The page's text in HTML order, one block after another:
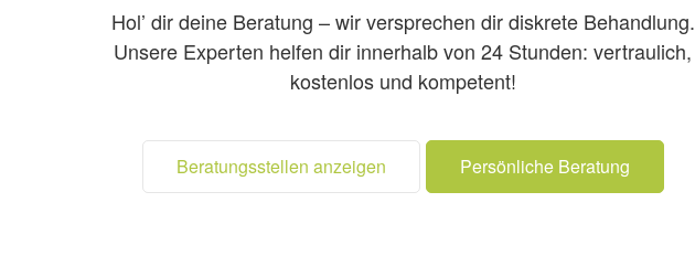
Hol’ dir deine Beratung – wir versprechen dir diskrete Behandlung.
Unsere Experten helfen dir innerhalb von 24 Stunden: vertraulich,
kostenlos und kompetent!
Beratungsstellen anzeigen Persönliche Beratung